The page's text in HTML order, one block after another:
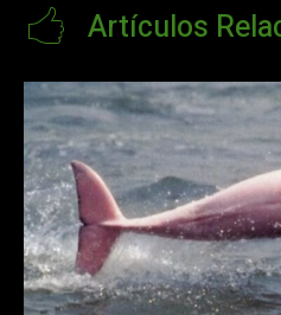
Artículos